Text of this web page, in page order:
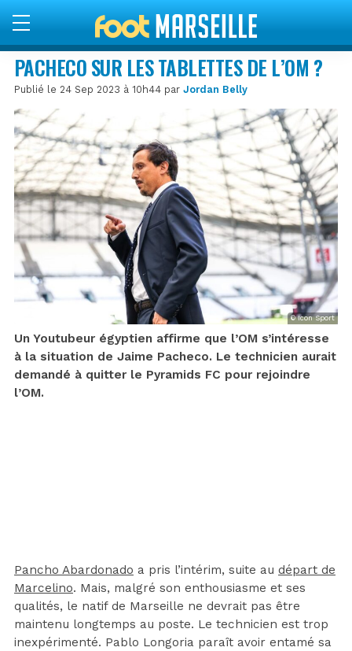
PACHECO SUR LES TABLETTES DE L’OM ?
Publié le 24 Sep 2023 à 10h44 par Jordan Belly
© Icon Sport
Un Youtubeur égyptien affirme que l’OM s’intéresse
à la situation de Jaime Pacheco. Le technicien aurait
demandé à quitter le Pyramids FC pour rejoindre
l’OM.
Pancho Abardonado a pris l’intérim, suite au départ de
Marcelino. Mais, malgré son enthousiasme et ses
qualités, le natif de Marseille ne devrait pas être
maintenu longtemps au poste. Le technicien est trop
inexpérimenté. Pablo Longoria paraît avoir entamé sa